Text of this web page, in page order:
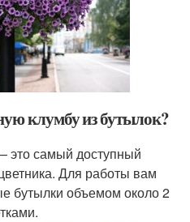
клумбу из бутылок?
это самый доступный
Для работы вам
бутылки объемом около 2